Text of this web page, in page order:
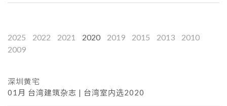
2025 2022 2021 2020 2019 2015 2013
2010
2009
深圳黄宅
01月 台湾建筑杂志 | 台湾室内选2020